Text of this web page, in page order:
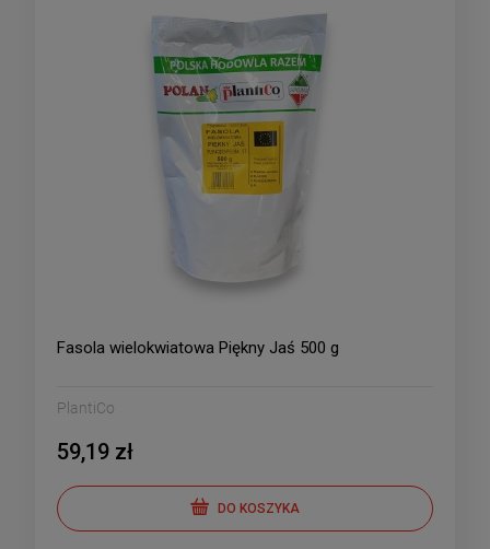
Fasola wielokwiatowa Piękny Jaś 500 g
PlantiCo
59,19 zł
DO KOSZYKA